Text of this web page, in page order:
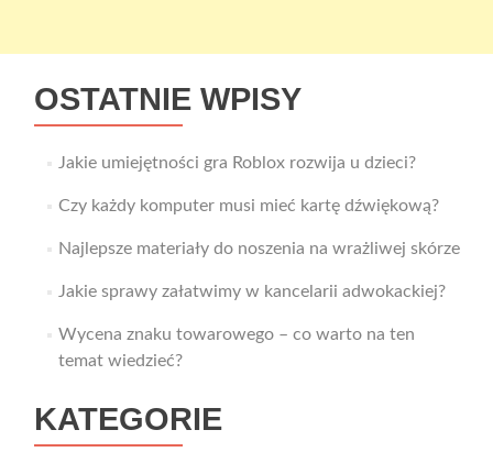
OSTATNIE WPISY
Jakie umiejętności gra Roblox rozwija u dzieci?
Czy każdy komputer musi mieć kartę dźwiękową?
Najlepsze materiały do noszenia na wrażliwej skórze
Jakie sprawy załatwimy w kancelarii adwokackiej?
Wycena znaku towarowego – co warto na ten
temat wiedzieć?
KATEGORIE